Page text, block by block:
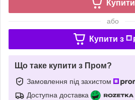
Купити
або
Купити з
Що таке купити з Пром?
Замовлення під захистом
Доступна доставка